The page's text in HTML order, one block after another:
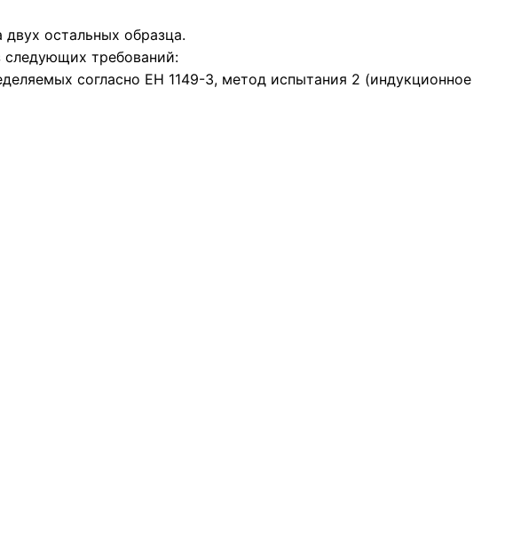
остальных образца.
следующих требований:
согласно ЕН 1149-3, метод испытания 2 (индукционное